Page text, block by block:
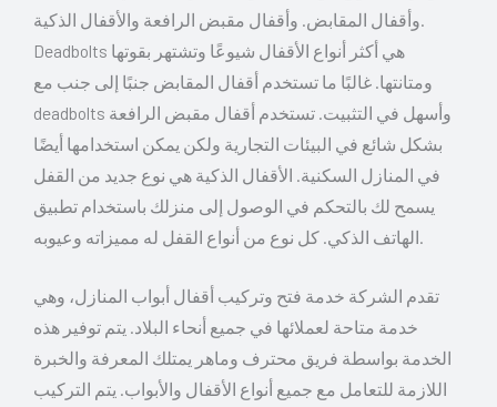
وأقفال المقابض. وأقفال مقبض الرافعة والأقفال الذكية.
Deadbolts هي أكثر أنواع الأقفال شيوعًا وتشتهر بقوتها
ومتانتها. غالبًا ما تستخدم أقفال المقابض جنبًا إلى جنب مع
deadbolts وأسهل في التثبيت. تستخدم أقفال مقبض الرافعة
بشكل شائع في البيئات التجارية ولكن يمكن استخدامها أيضًا
في المنازل السكنية. الأقفال الذكية هي نوع جديد من القفل
يسمح لك بالتحكم في الوصول إلى منزلك باستخدام تطبيق
الهاتف الذكي. كل نوع من أنواع القفل له مميزاته وعيوبه.
تقدم الشركة خدمة فتح وتركيب أقفال أبواب المنازل، وهي
خدمة متاحة لعملائها في جميع أنحاء البلاد. يتم توفير هذه
الخدمة بواسطة فريق محترف وماهر يمتلك المعرفة والخبرة
اللازمة للتعامل مع جميع أنواع الأقفال والأبواب. يتم التركيب